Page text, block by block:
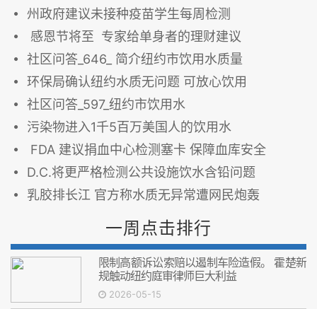
州政府建议未接种疫苗学生每周检测
感恩节将至 专家给单身者的理财建议
社区问答_646_ 简介纽约市饮用水质量
环保局确认纽约水质无问题 可放心饮用
社区问答_597_纽约市饮用水
污染物进入1千5百万美国人的饮用水
FDA 建议捐血中心检测塞卡 保障血库安全
D.C.将更严格检测公共设施饮水含铅问题
乳胶排长江 官方称水质无异常遭网民炮轰
一周点击排行
限制高额诉讼索赔以遏制车险造假。 霍楚新
规触动纽约庭审律师巨大利益
2026-05-15